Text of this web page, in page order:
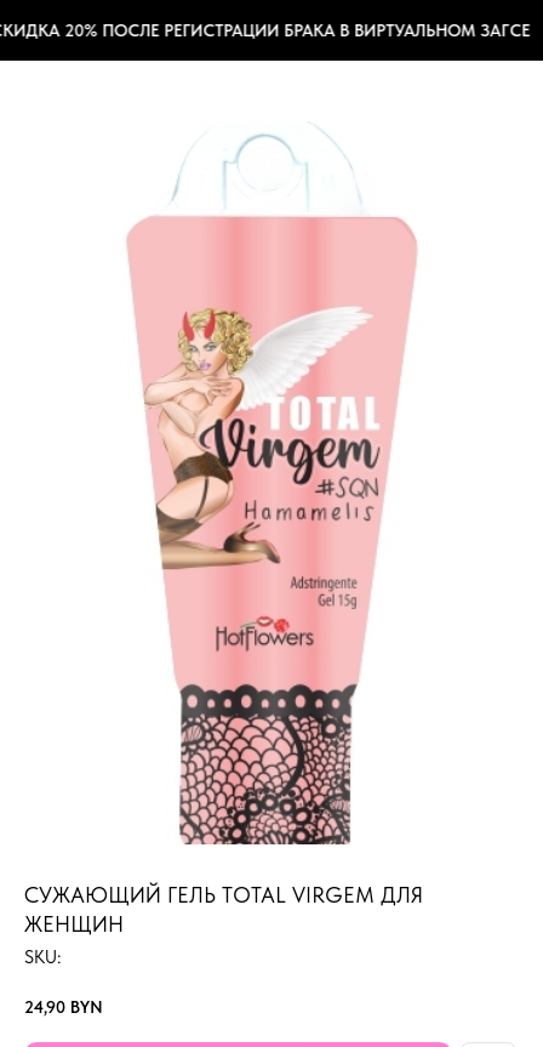
20% ПОСЛЕ РЕГИСТРАЦИИ БРАКА В ВИРТУАЛЬНОМ ЗАГСЕ
СУЖАЮЩИЙ ГЕЛЬ TOTAL VIRGEM ДЛЯ
ЖЕНЩИН
SKU:
24,90 BYN